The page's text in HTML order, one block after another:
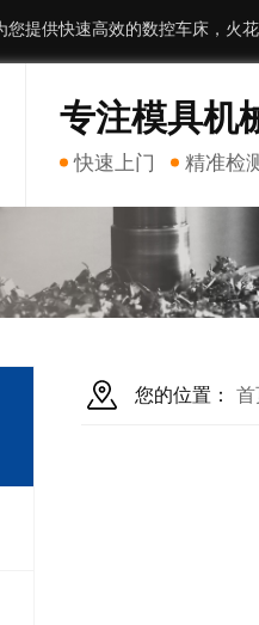
您提供快速高效的数控车床，火
专注模具机
快速上门 精准检
您的位置： 首